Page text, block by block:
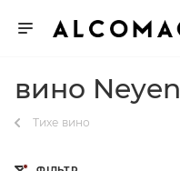
вино Neyen
Тихе вино